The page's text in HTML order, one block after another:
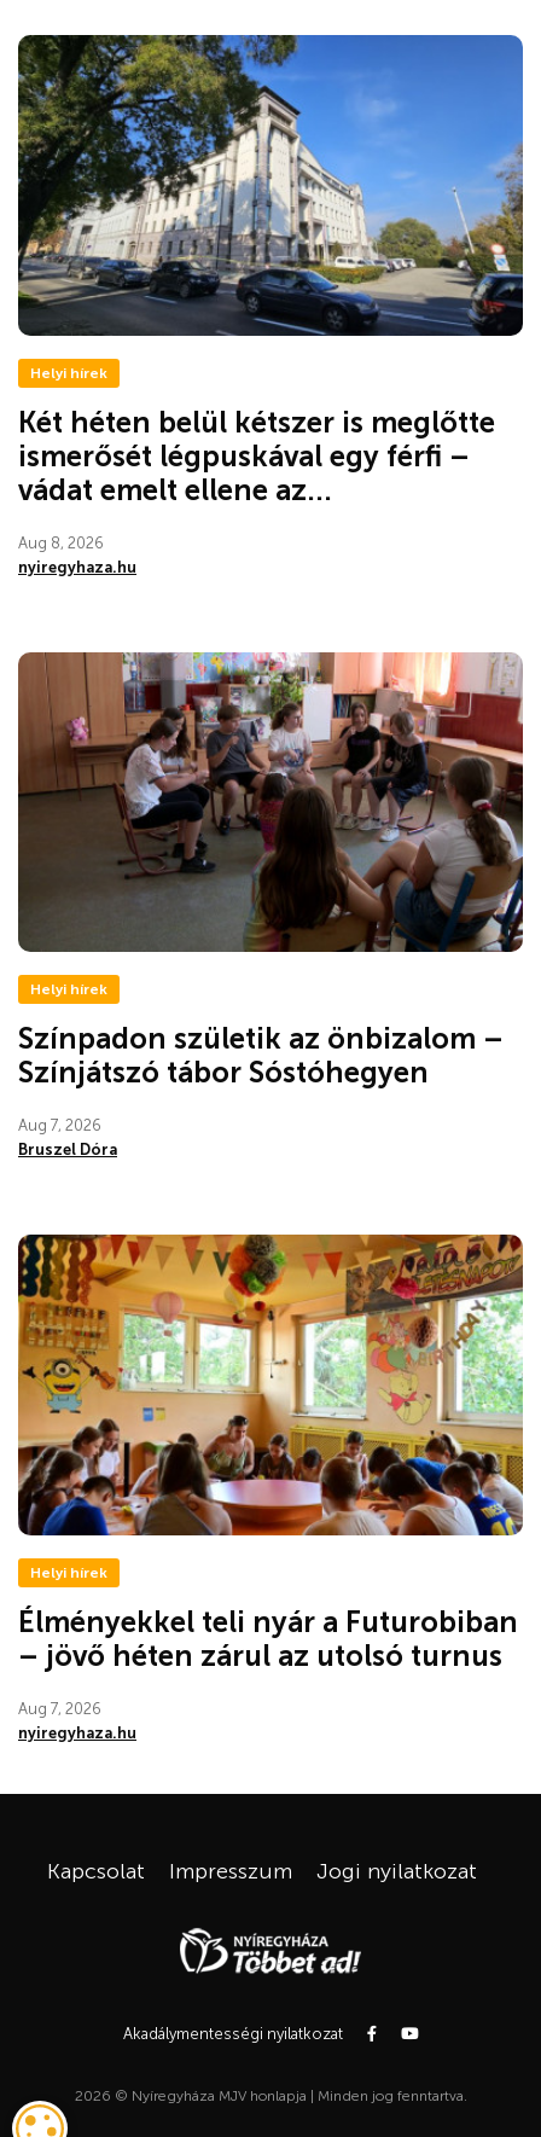
Helyi hírek
Két héten belül kétszer is meglőtte
ismerősét légpuskával egy férfi –
vádat emelt ellene az...
Aug 8, 2026
nyiregyhaza.hu
Helyi hírek
Színpadon születik az önbizalom –
Színjátszó tábor Sóstóhegyen
Aug 7, 2026
Bruszel Dóra
Helyi hírek
Élményekkel teli nyár a Futurobiban
– jövő héten zárul az utolsó turnus
Aug 7, 2026
nyiregyhaza.hu
Kapcsolat Impresszum Jogi nyilatkozat
Akadálymentességi nyilatkozat
2026 © Nyíregyháza MJV honlapja | Minden jog fenntartva.